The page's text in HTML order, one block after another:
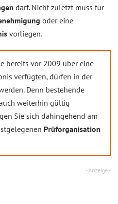
darf. Nicht zuletzt muss für
oder eine
vorliegen.
bereits vor 2009 über eine
verfügten, dürfen in der
Denn bestehende
weiterhin gültig
Sie sich dahingehend am
Prüforganisation